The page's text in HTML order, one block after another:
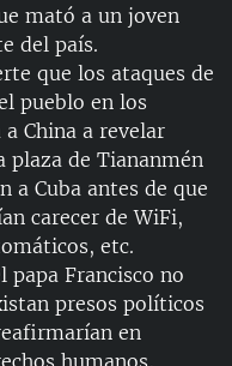
CUBA
LATINA
mató a un joven
del país.
que los ataques de
pueblo en los
China a revelar
plaza de Tiananmén
a Cuba antes de que
carecer de WiFi,
etc.
papa Francisco no
presos políticos
en
humanos,